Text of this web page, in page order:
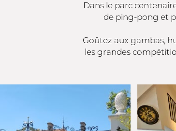
Dans le parc
de ping-pong et
Goûtez aux gambas,
les grandes